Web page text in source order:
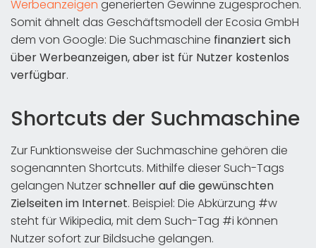
Werbeanzeigen generierten Gewinne zugesprochen.
Somit ähnelt das Geschäftsmodell der Ecosia GmbH
dem von Google: Die Suchmaschine finanziert sich
über Werbeanzeigen, aber ist für Nutzer kostenlos
verfügbar.
Shortcuts der Suchmaschine
Zur Funktionsweise der Suchmaschine gehören die
sogenannten Shortcuts. Mithilfe dieser Such-Tags
gelangen Nutzerschneller auf die gewünschten
Zielseiten im Internet. Beispiel: Die Abkürzung #w
steht für Wikipedia, mit dem Such-Tag #i können
Nutzer sofort zur Bildsuche gelangen.